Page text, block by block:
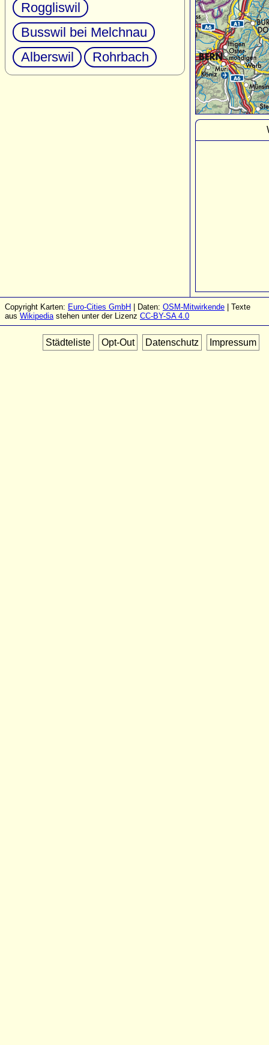
Roggliswil
Busswil bei Melchnau
Alberswil
Rohrbach
Copyright Karten: Euro-Cities GmbH | Daten: OSM-Mitwirkende | Texte
aus Wikipediastehen unter der Lizenz CC-BY-SA 4.0
Städteliste Opt-Out Datenschutz Impressum